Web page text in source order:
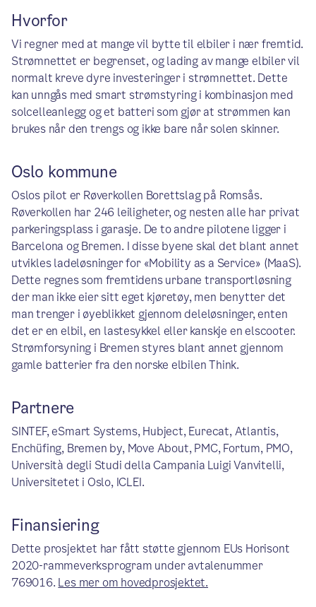
Hvorfor
Vi regner med at mange vil bytte til elbiler i nær fremtid.
Strømnettet er begrenset, og lading av mange elbiler vil
normalt kreve dyre investeringer i strømnettet. Dette
kan unngås med smart strømstyring i kombinasjon med
solcelleanlegg og et batteri som gjør at strømmen kan
brukes når den trengs og ikke bare når solen skinner.
Oslo kommune
Oslos pilot er Røverkollen Borettslag på Romsås.
Røverkollen har 246 leiligheter, og nesten alle har privat
parkeringsplass i garasje. De to andre pilotene ligger i
Barcelona og Bremen. I disse byene skal det blant annet
utvikles ladeløsninger for «Mobility as a Service» (MaaS).
Dette regnes som fremtidens urbane transportløsning
der man ikke eier sitt eget kjøretøy, men benytter det
man trenger i øyeblikket gjennom deleløsninger, enten
det er en elbil, en lastesykkel eller kanskje en elscooter.
Strømforsyning i Bremen styres blant annet gjennom
gamle batterier fra den norske elbilen Think.
Partnere
SINTEF, eSmart Systems, Hubject, Eurecat, Atlantis,
Enchüfing, Bremen by, Move About, PMC, Fortum, PMO,
Università degli Studi della Campania Luigi Vanvitelli,
Universitetet i Oslo, ICLEI.
Finansiering
Dette prosjektet har fått støtte gjennom EUs Horisont
2020-rammeverksprogram under avtalenummer
769016. Les mer om hovedprosjektet.